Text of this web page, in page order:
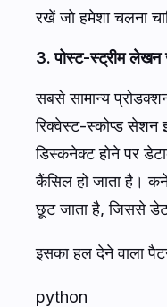
रखें जो हमेशा चलना
3. पोस्ट-स्ट्रीम
सबसे सामान्य
रिक्वेस्ट-स्कोप्ड सेशन
डिस्कनेक्ट होने पर
कैंसिल हो जाता है।
छूट जाता है, जिससे
इसका हल देने वाला
python